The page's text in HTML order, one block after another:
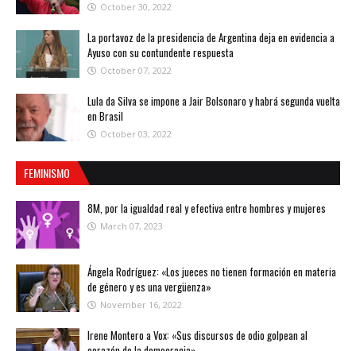
October 30, 2022
La portavoz de la presidencia de Argentina deja en evidencia a
Ayuso con su contundente respuesta
October 07, 2022
Lula da Silva se impone a Jair Bolsonaro y habrá segunda vuelta
en Brasil
October 03, 2022
FEMINISMO
8M, por la igualdad real y efectiva entre hombres y mujeres
March 07, 2023
Ángela Rodríguez: «Los jueces no tienen formación en materia
de género y es una vergüenza»
November 16, 2022
Irene Montero a Vox: «Sus discursos de odio golpean al